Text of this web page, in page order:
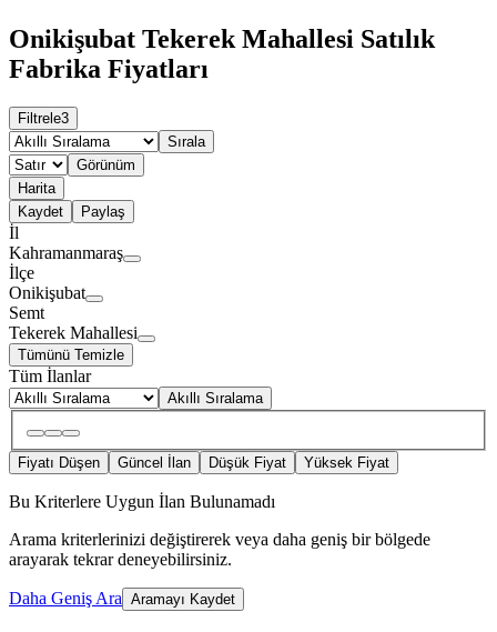
Onikişubat Tekerek Mahallesi Satılık
Fabrika Fiyatları
Filtrele3
Sırala
Görünüm
Harita
Kaydet
Paylaş
İl
Kahramanmaraş
İlçe
Onikişubat
Semt
Tekerek Mahallesi
Tümünü Temizle
Tüm İlanlar
Akıllı Sıralama
Fiyatı Düşen Güncel İlan Düşük Fiyat Yüksek Fiyat
Bu Kriterlere Uygun İlan Bulunamadı
Arama kriterlerinizi değiştirerek veya daha geniş bir bölgede
arayarak tekrar deneyebilirsiniz.
Daha Geniş Ara Aramayı Kaydet